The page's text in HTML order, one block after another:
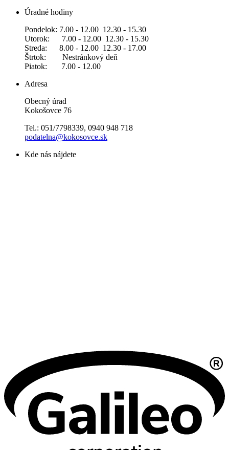
Úradné hodiny
Pondelok: 7.00 - 12.00 12.30 - 15.30
Utorok: 7.00 - 12.00 12.30 - 15.30
Streda: 8.00 - 12.00 12.30 - 17.00
Štrtok: Nestránkový deň
Piatok: 7.00 - 12.00
Adresa
Obecný úrad
Kokošovce 76
Tel.: 051/7798339, 0940 948 718
podatelna@kokosovce.sk
Kde nás nájdete